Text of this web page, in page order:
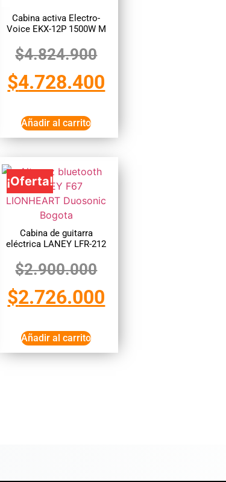
Cabina activa Electro-
Voice EKX-12P 1500W M
$4.824.900
$4.728.400
Añadir al carrito
¡Oferta!
Cabina de guitarra
eléctrica LANEY LFR-212
$2.900.000
$2.726.000
Añadir al carrito